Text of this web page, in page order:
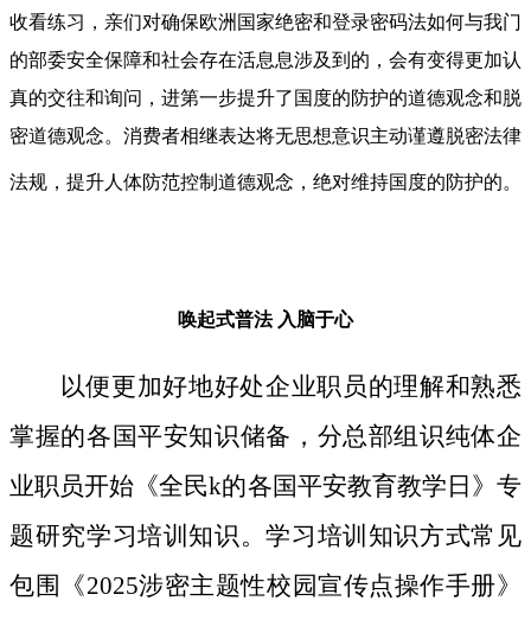
收看练习，亲们对确保欧洲国家绝密和登录密码法如何与我门
的部委安全保障和社会存在活息息涉及到的，会有变得更加认
真的交往和询问，进第一步提升了国度的防护的道德观念和脱
密道德观念。消费者相继表达将无思想意识主动谨遵脱密法律
法规，提升人体防范控制道德观念，绝对维持国度的防护的。
唤起式普法 入脑于心
以便更加好地好处企业职员的理解和熟悉
掌握的各国平安知识储备，分总部组识纯体企
业职员开始《全民k的各国平安教育教学日》专
题研究学习培训知识。学习培训知识方式常见
包围《2025涉密主题性校园宣传点操作手册》